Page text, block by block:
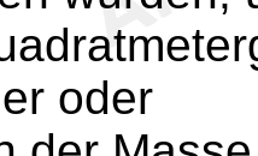
oder